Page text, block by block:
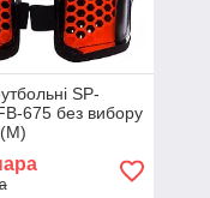
SP-
675 без вибору